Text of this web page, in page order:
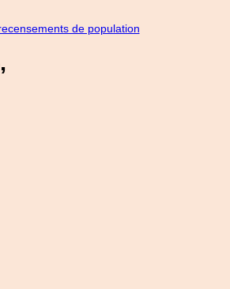
de population